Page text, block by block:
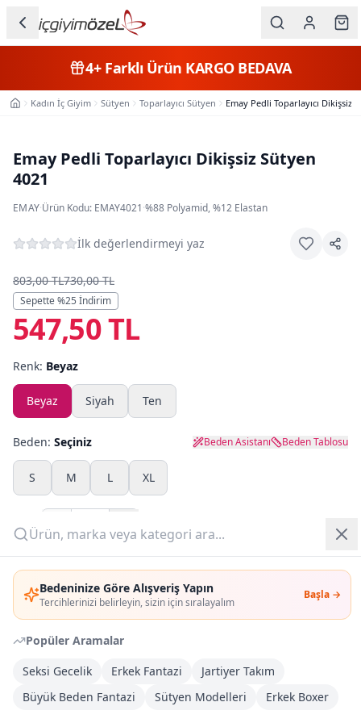
Bedeninize Göre Alışveriş Yapın
Tercihlerinizi belirleyin, sizin için sıralayalım
Başla →
Popüler Aramalar
Seksi Gecelik
Erkek Fantazi
Jartiyer Takım
Büyük Beden Fantazi
Sütyen Modelleri Erkek Boxer
Kategorileri
Çocuk
Beden
Markalar
Plaj & Mayo
Yazlık Pijama
Yeni Gelenler
Giriş Yap
Üye Ol
4+Farklı Ürün KARGO BEDAVA
Ana SayfaKadın İç Giyim Sütyen Toparlayıcı Sütyen Emay Pedli Toparlayıcı Dikişsiz
Emay Pedli Toparlayıcı Dikişsiz Sütyen
4021
EMAY·Ürün Kodu: EMAY4021·%88 Polyamid, %12 Elastan
İlk değerlendirmeyi yaz
803,00 TL730,00 TL
Sepette %25 İndirim
547,50 TL
Renk: Beyaz
Beyaz Siyah Ten
Beden: Seçiniz Beden Asistanı Beden Tablosu
S M L XL
Adet:
Sepete Ekle
Şimdi Al
DHL Kargoya Teslim
13 saat 58 dk